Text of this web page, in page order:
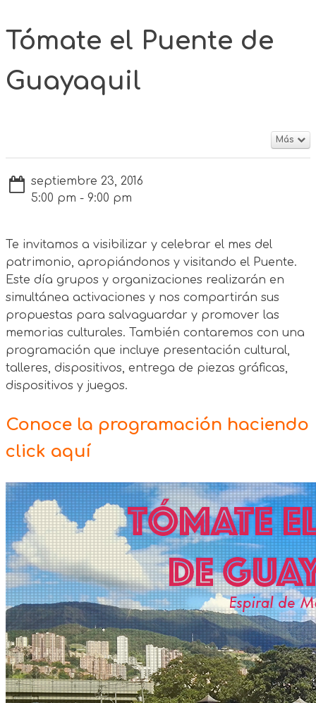
Tómate el Puente de
Guayaquil
Más
septiembre 23, 2016
5:00 pm - 9:00 pm
Te invitamos a visibilizar y celebrar el mes del
patrimonio, apropiándonos y visitando el Puente.
Este día grupos y organizaciones realizarán en
simultánea activaciones y nos compartirán sus
propuestas para salvaguardar y promover las
memorias culturales. También contaremos con una
programación que incluye presentación cultural,
talleres, dispositivos, entrega de piezas gráficas,
dispositivos y juegos.
Conoce la programación haciendo
click aquí